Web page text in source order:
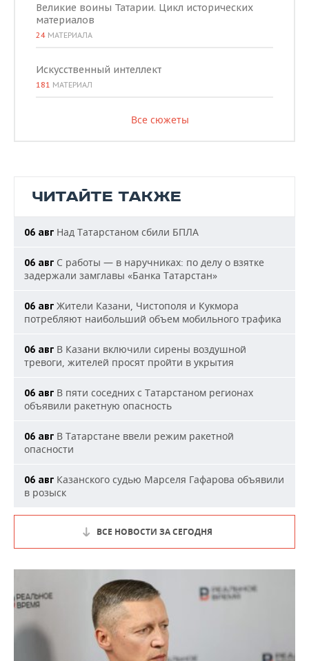
Великие воины Татарии. Цикл исторических
материалов
24 МАТЕРИАЛА
Искусственный интеллект
181 МАТЕРИАЛ
Все сюжеты
ЧИТАЙТЕ ТАКЖЕ
06 авг Над Татарстаном сбили БПЛА
06 авг С работы — в наручниках: по делу о взятке
задержали замглавы «Банка Татарстан»
06 авг Жители Казани, Чистополя и Кукмора
потребляют наибольший объем мобильного трафика
06 авг В Казани включили сирены воздушной
тревоги, жителей просят пройти в укрытия
06 авг В пяти соседних с Татарстаном регионах
объявили ракетную опасность
06 авг В Татарстане ввели режим ракетной
опасности
06 авг Казанского судью Марселя Гафарова объявили
в розыск
ВСЕ НОВОСТИ ЗА СЕГОДНЯ